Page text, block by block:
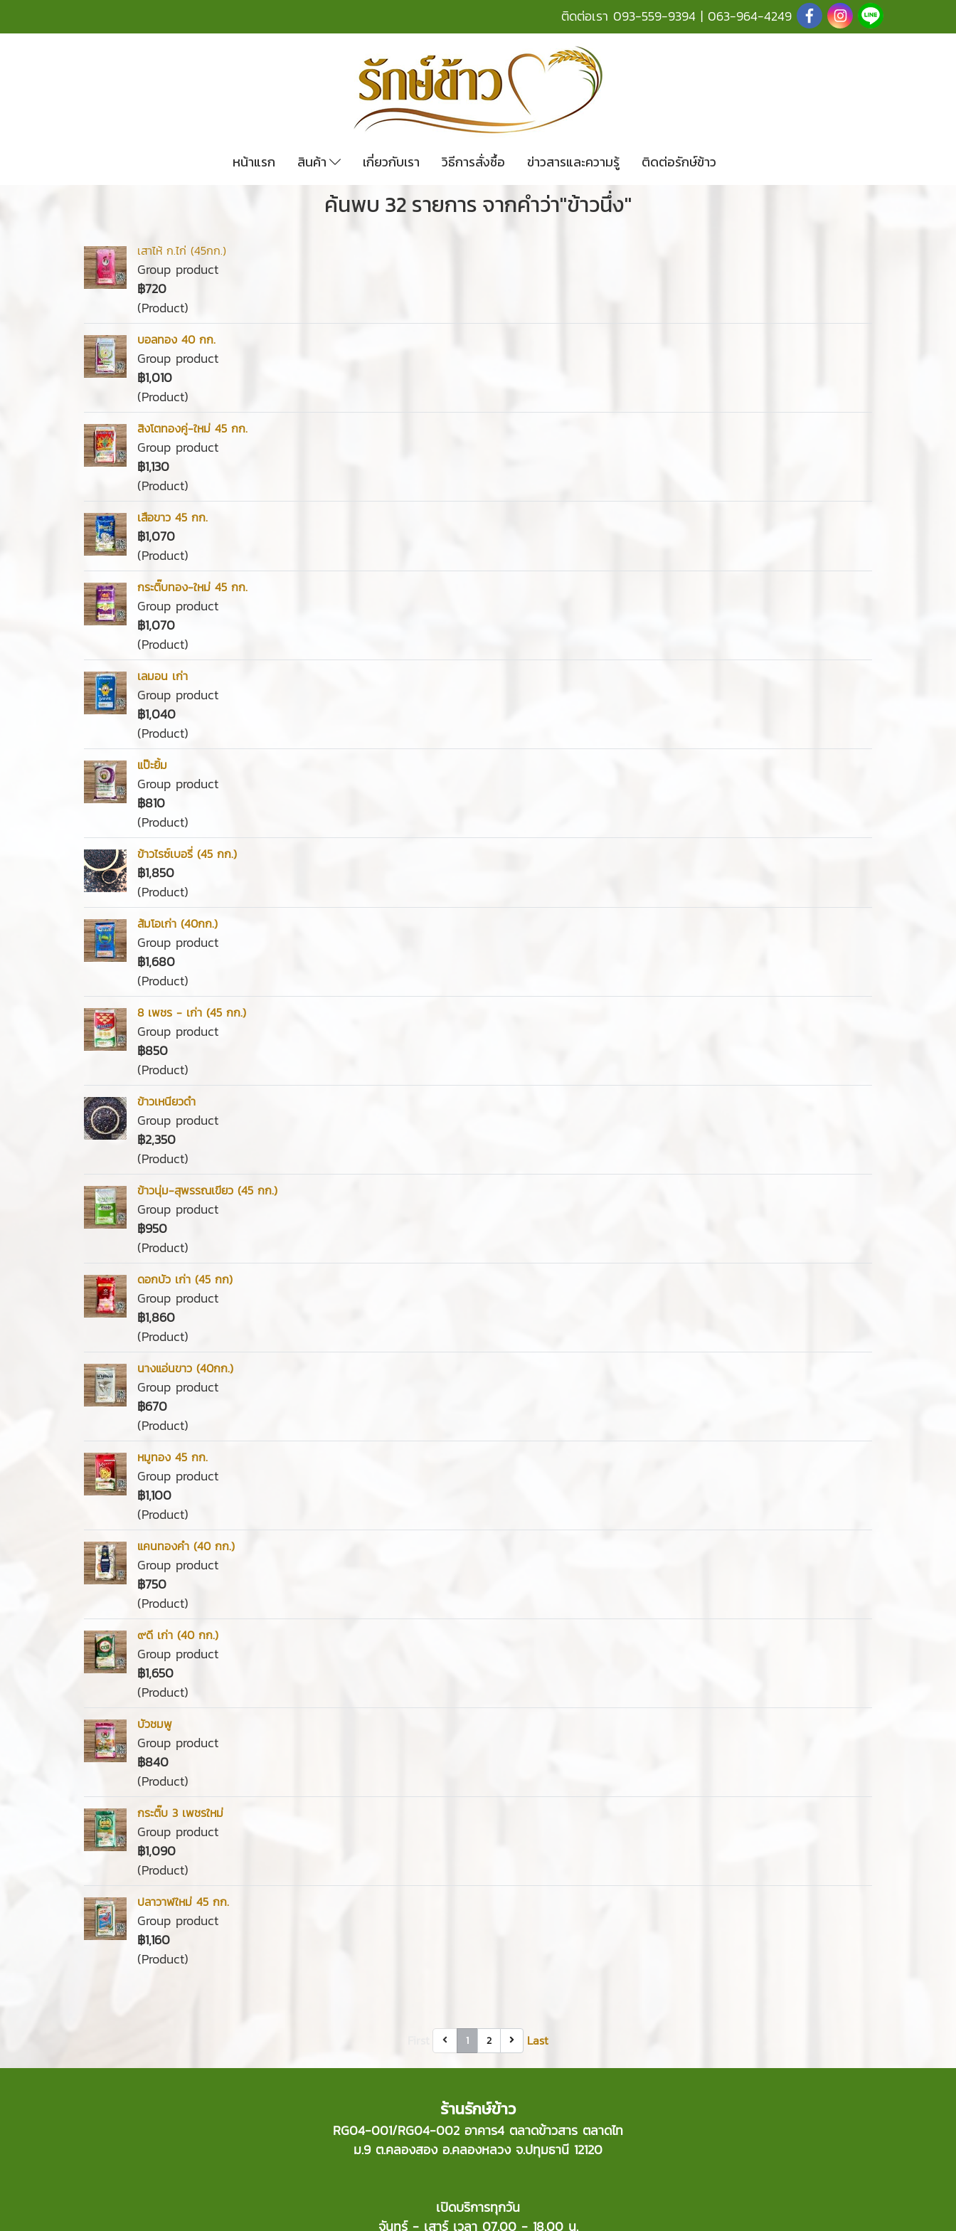
ติดต่อเรา 093-559-9394 | 063-964-4249
หน้าแรก สินค้า เกี่ยวกับเรา วิธีการสั่งซื้อ ข่าวสารและความรู้ ติดต่อรักษ์ข้าว
ค้นพบ 32 รายการ จากคำว่า"ข้าวนึ่ง"
เสาไห้ ก.ไก่ (45กก.)
Group product
฿720
(Product)
บอลทอง 40 กก.
Group product
฿1,010
(Product)
สิงโตทองคู่-ใหม่ 45 กก.
Group product
฿1,130
(Product)
เสือขาว 45 กก.
฿1,070
(Product)
กระติ๊บทอง-ใหม่ 45 กก.
Group product
฿1,070
(Product)
เลมอน เก่า
Group product
฿1,040
(Product)
แป๊ะยิ้ม
Group product
฿810
(Product)
ข้าวไรซ์เบอรี่ (45 กก.)
฿1,850
(Product)
ส้มโอเก่า (40กก.)
Group product
฿1,680
(Product)
8 เพชร - เก่า (45 กก.)
Group product
฿850
(Product)
ข้าวเหนียวดำ
Group product
฿2,350
(Product)
ข้าวนุ่ม-สุพรรณเขียว (45 กก.)
Group product
฿950
(Product)
ดอกบัว เก่า (45 กก)
Group product
฿1,860
(Product)
นางแอ่นขาว (40กก.)
Group product
฿670
(Product)
หมูทอง 45 กก.
Group product
฿1,100
(Product)
แคนทองคำ (40 กก.)
Group product
฿750
(Product)
๙ดี เก่า (40 กก.)
Group product
฿1,650
(Product)
บัวชมพู
Group product
฿840
(Product)
กระติ๊บ 3 เพชรใหม่
Group product
฿1,090
(Product)
ปลาวาฬใหม่ 45 กก.
Group product
฿1,160
(Product)
1 2 Last
ร้านรักษ์ข้าว
RG04-001/RG04-002 อาคาร4 ตลาดข้าวสาร ตลาดไท
ม.9 ต.คลองสอง อ.คลองหลวง จ.ปทุมธานี 12120
เปิดบริการทุกวัน
จันทร์ - เสาร์ เวลา 07.00 - 18.00 น.